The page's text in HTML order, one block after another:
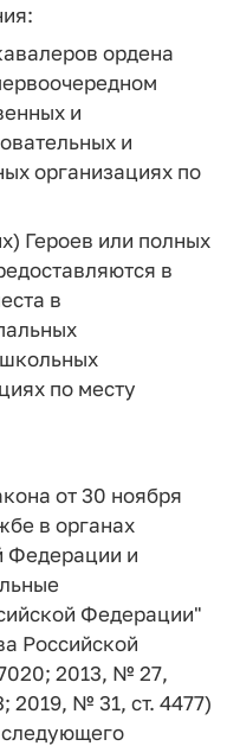
ордена
и
и
организациях по
Героев или полных
в
в
по месту
от 30 ноября
в органах
Федерации и
Федерации"
Российской
2013, № 27,
2019, № 31, ст. 4477)
следующего